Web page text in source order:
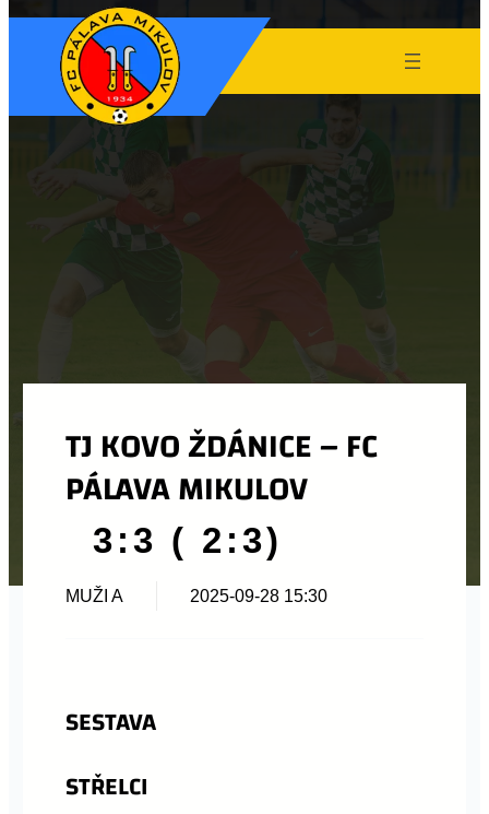
TJ KOVO ŽDÁNICE – FC
PÁLAVA MIKULOV
3:3 ( 2:3)
MUŽI A 2025-09-28 15:30
SESTAVA
STŘELCI